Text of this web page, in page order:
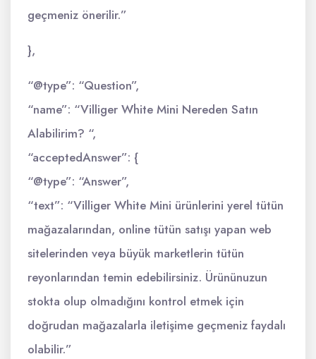
geçmeniz önerilir.”
},
“@type”: “Question”,
“name”: “Villiger White Mini Nereden Satın
Alabilirim? “,
“acceptedAnswer”: {
“@type”: “Answer”,
“text”: “Villiger White Mini ürünlerini yerel tütün
mağazalarından, online tütün satışı yapan web
sitelerinden veya büyük marketlerin tütün
reyonlarından temin edebilirsiniz. Ürününuzun
stokta olup olmadığını kontrol etmek için
doğrudan mağazalarla iletişime geçmeniz faydalı
olabilir.”